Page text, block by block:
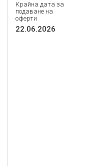
Крайна дата за
подаване на
оферти
22.06.2026